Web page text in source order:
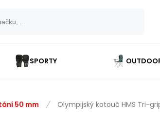
SPORTY
50 mm Olympijský kotouč HMS Tri-